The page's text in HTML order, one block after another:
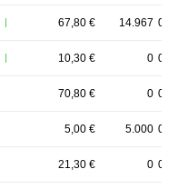
67,80 € 14.967
10,30 € 0
70,80 € 0
5,00 € 5.000
21,30 € 0